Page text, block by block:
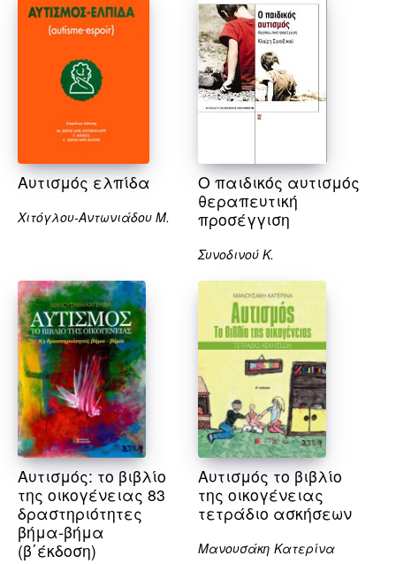
Αυτισμός ελπίδα
Χιτόγλου-Αντωνιάδου Μ.
Ο παιδικός αυτισμός
θεραπευτική
προσέγγιση
Συνοδινού Κ.
Αυτισμός: το βιβλίο
της οικογένειας 83
δραστηριότητες
βήμα-βήμα
(β΄έκδοση)
Αυτισμός το βιβλίο
της οικογένειας
τετράδιο ασκήσεων
Μανουσάκη Κατερίνα